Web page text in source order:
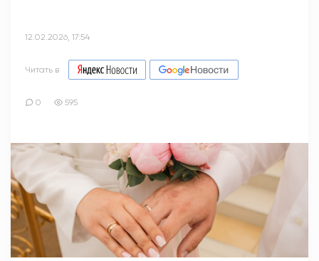
12.02.2026, 17:54
Читать в
0 595